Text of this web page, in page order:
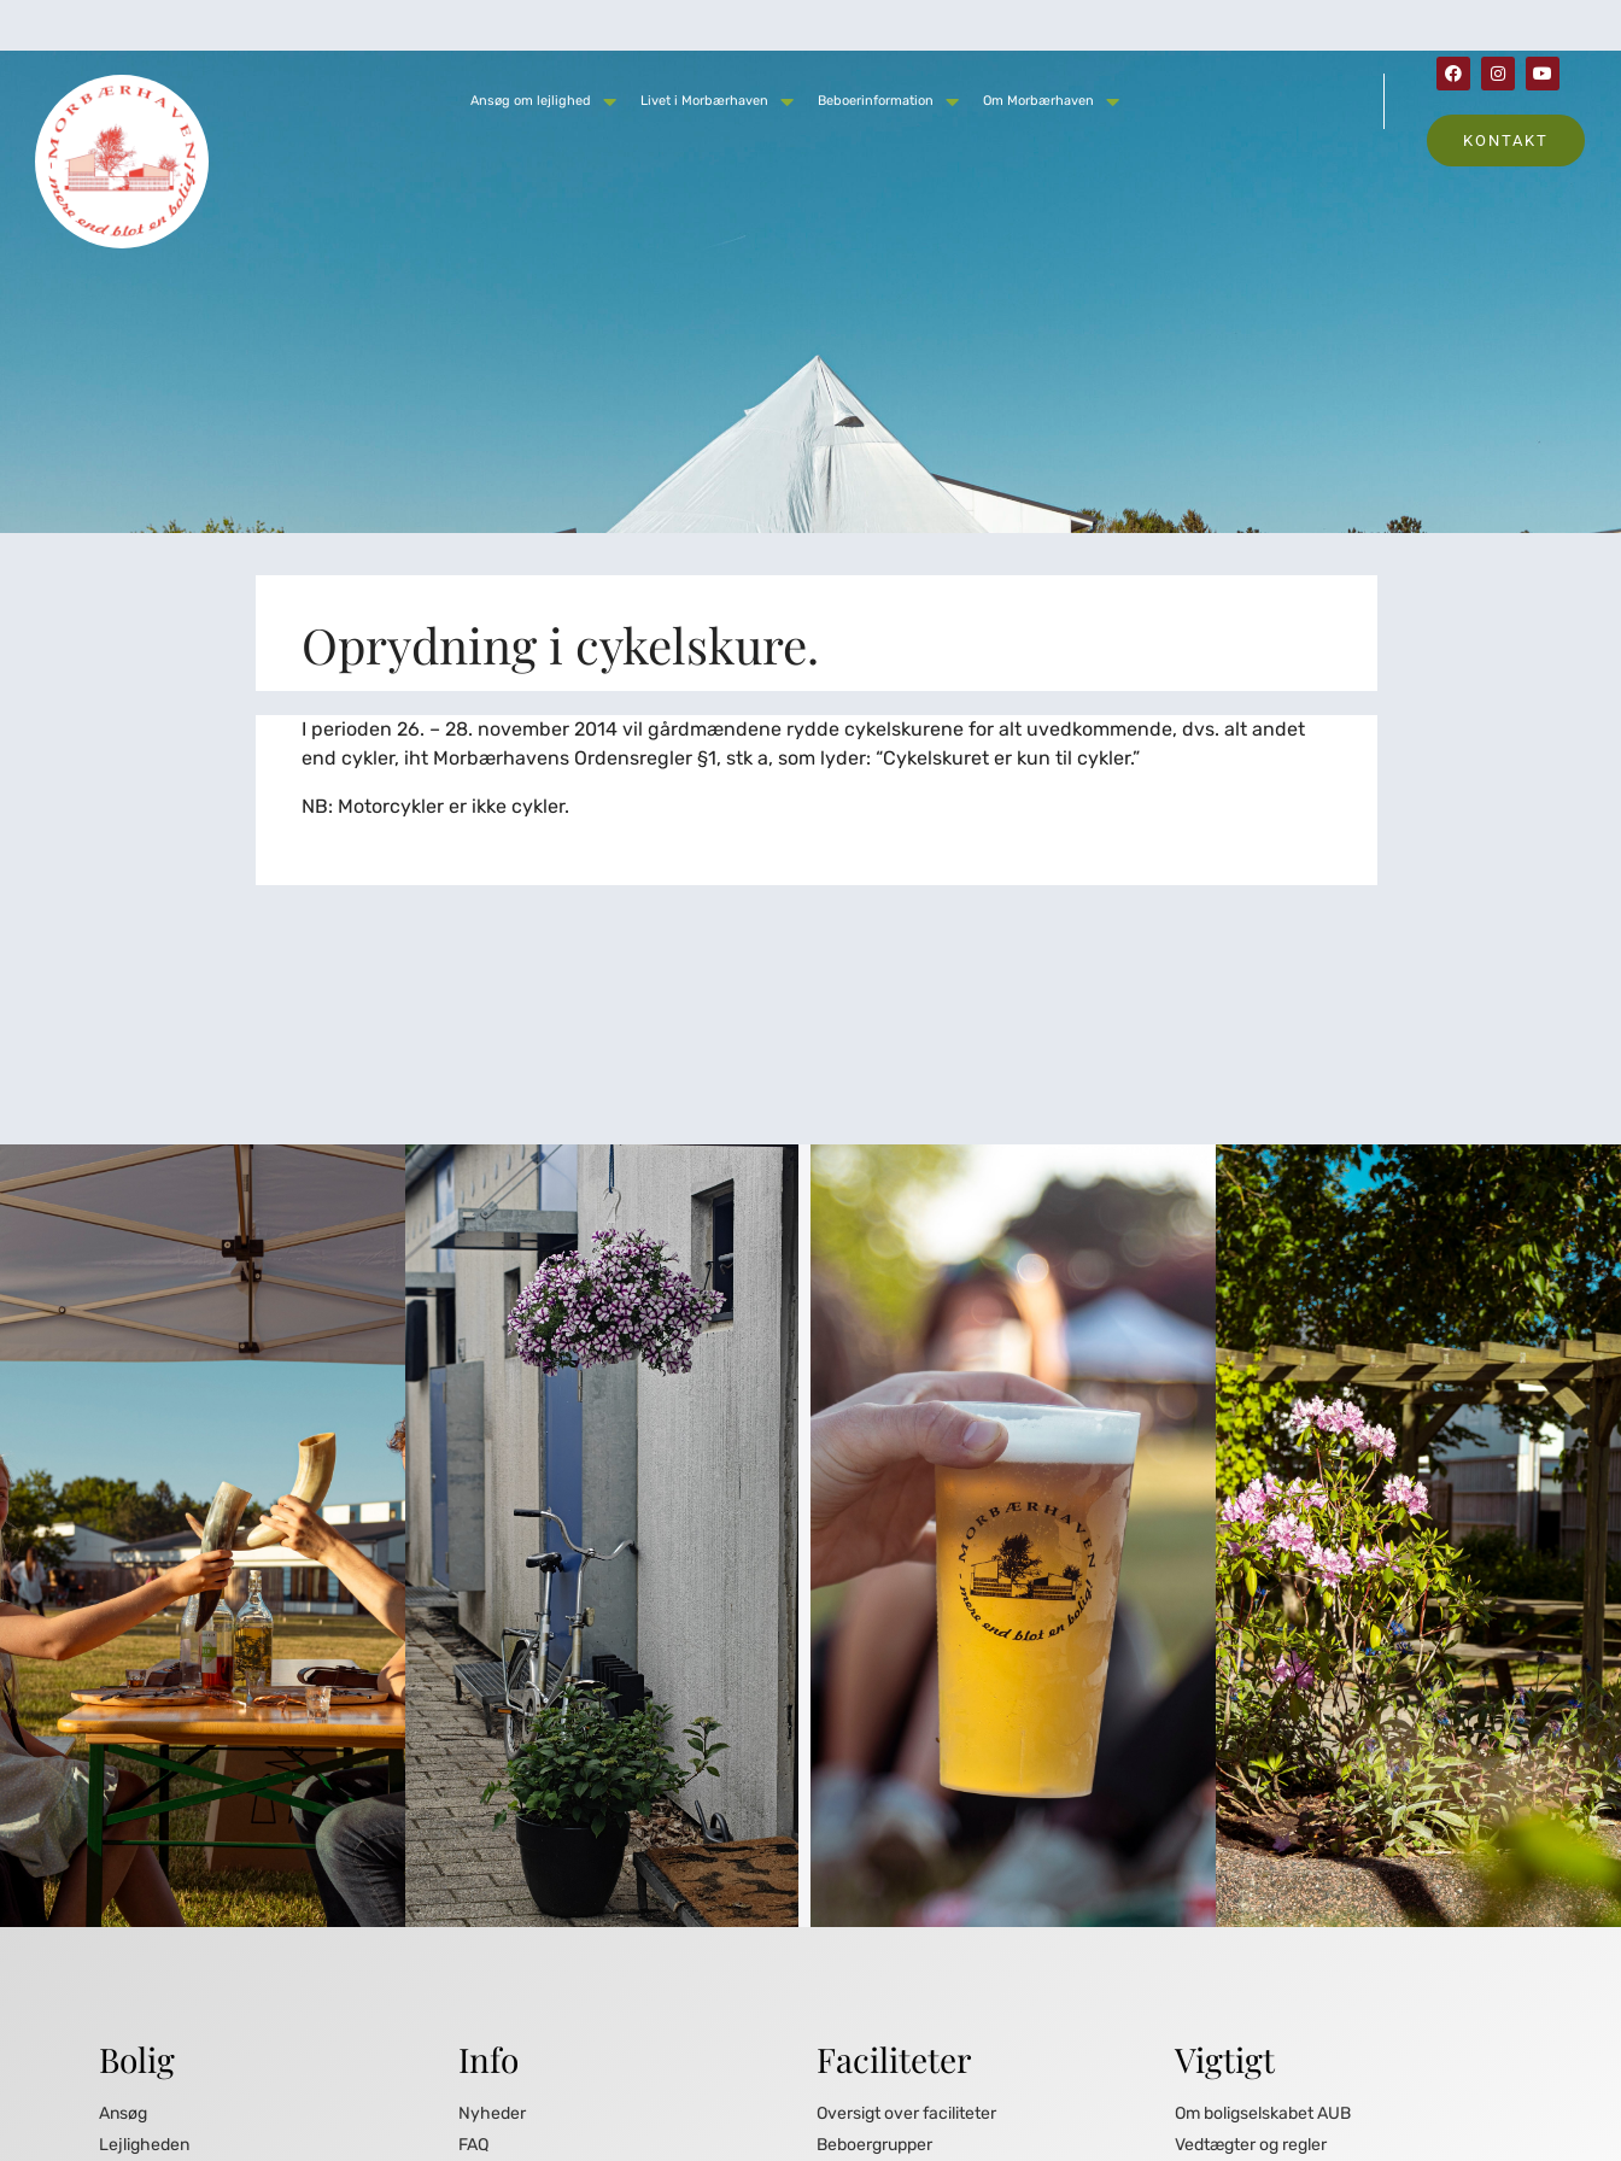
Ansøg om lejlighed Livet i Morbærhaven Beboerinformation Om Morbærhaven
KONTAKT
Oprydning i cykelskure.
I perioden 26. – 28. november 2014 vil gårdmændene rydde cykelskurene for alt uvedkommende, dvs. alt andet
end cykler, iht Morbærhavens Ordensregler §1, stk a, som lyder: “Cykelskuret er kun til cykler.”
NB: Motorcykler er ikke cykler.
Bolig
Ansøg
Lejligheden
Info
Nyheder
FAQ
Faciliteter
Oversigt over faciliteter
Beboergrupper
Vigtigt
Om boligselskabet AUB
Vedtægter og regler